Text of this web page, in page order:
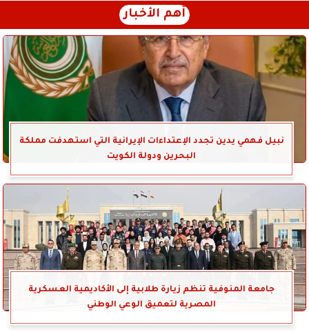
أهم الأخبار
نبيل فهمي يدين تجدد الإعتداءات الإيرانية التي استهدفت مملكة
البحرين ودولة الكويت
جامعة المنوفية تنظم زيارة طلابية إلى الأكاديمية العسكرية
المصرية لتعميق الوعي الوطني